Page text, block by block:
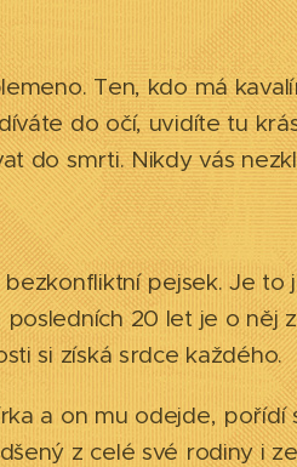
Ten, kdo má
do očí, uvidíte tu
do smrti. Nikdy vás
pejsek. Je
20 let je o něj
si získá srdce každého.
a on mu odejde, pořídí
z celé své rodiny i